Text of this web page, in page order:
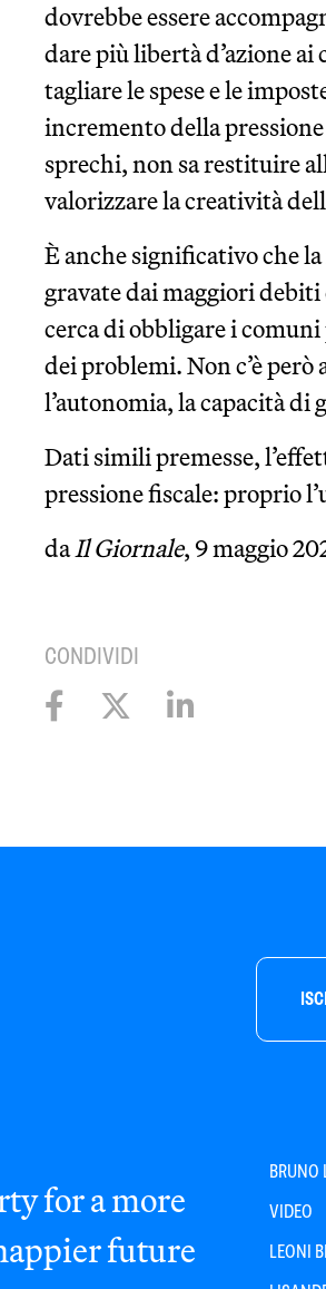
dovrebbe essere
dare più libertà d’azione ai
tagliare le spese e le
incremento della
sprechi, non sa restituire
valorizzare la creatività
È anche significativo che
gravate dai maggiori
cerca di obbligare i
dei problemi. Non c’è
l’autonomia, la capacità di
Dati simili premesse,
pressione fiscale: proprio
daIl Giornale, 9 maggio
CONDIVIDI
for a more
future
BRUNO
VIDEO
LEONI